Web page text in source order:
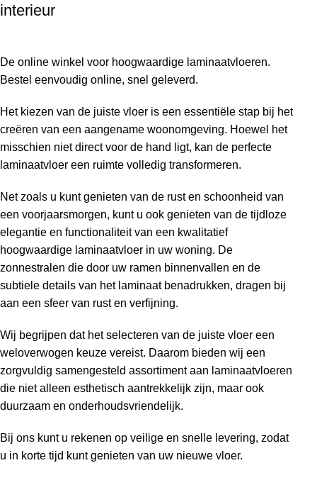
interieur
De online winkel voor hoogwaardige laminaatvloeren.
Bestel eenvoudig online, snel geleverd.
Het kiezen van de juiste vloer is een essentiële stap bij het
creëren van een aangename woonomgeving. Hoewel het
misschien niet direct voor de hand ligt, kan de perfecte
laminaatvloer een ruimte volledig transformeren.
Net zoals u kunt genieten van de rust en schoonheid van
een voorjaarsmorgen, kunt u ook genieten van de tijdloze
elegantie en functionaliteit van een kwalitatief
hoogwaardige laminaatvloer in uw woning. De
zonnestralen die door uw ramen binnenvallen en de
subtiele details van het laminaat benadrukken, dragen bij
aan een sfeer van rust en verfijning.
Wij begrijpen dat het selecteren van de juiste vloer een
weloverwogen keuze vereist. Daarom bieden wij een
zorgvuldig samengesteld assortiment aan laminaatvloeren
die niet alleen esthetisch aantrekkelijk zijn, maar ook
duurzaam en onderhoudsvriendelijk.
Bij ons kunt u rekenen op veilige en snelle levering, zodat
u in korte tijd kunt genieten van uw nieuwe vloer.